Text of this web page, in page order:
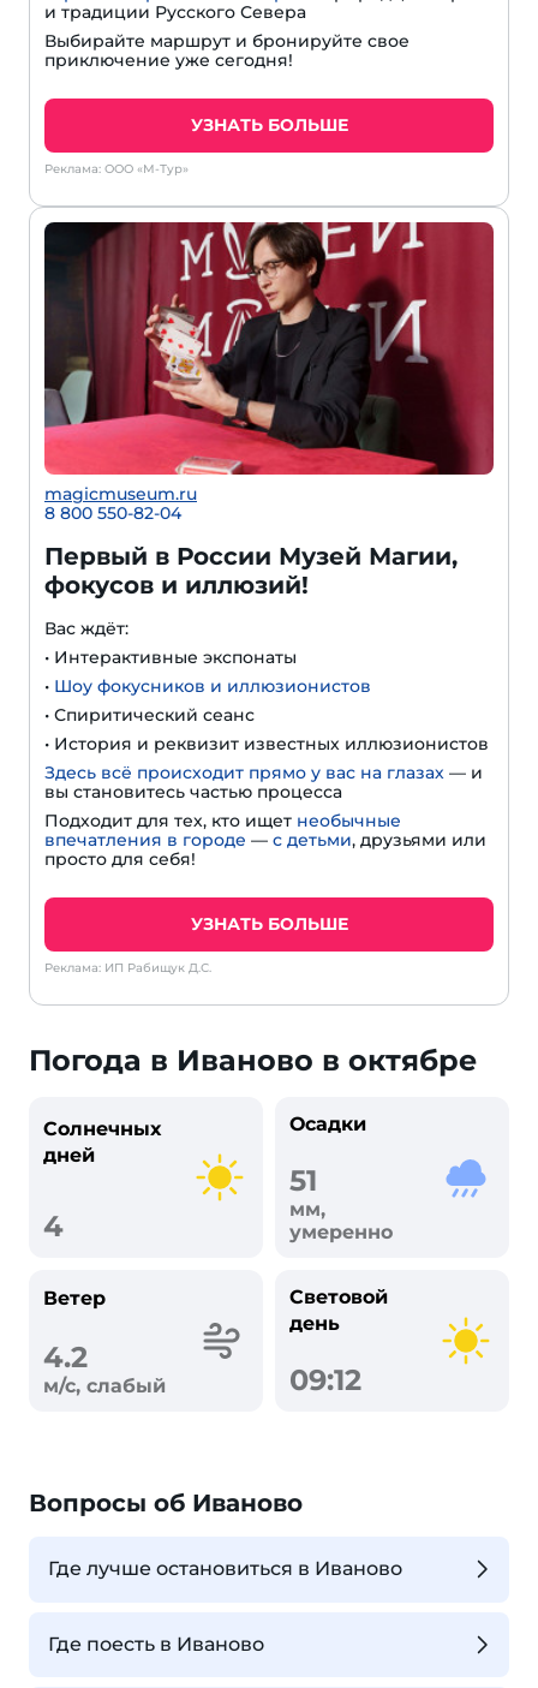
и традиции Русского Севера
Выбирайте маршрут и бронируйте свое
приключение уже сегодня!
УЗНАТЬ БОЛЬШЕ
Реклама: ООО «М-Тур»
magicmuseum.ru
8 800 550-82-04
Первый в России Музей Магии,
фокусов и иллюзий!
Вас ждёт:
• Интерактивные экспонаты
• Шоу фокусников и иллюзионистов
• Спиритический сеанс
• История и реквизит известных иллюзионистов
Здесь всё происходит прямо у вас на глазах — и
вы становитесь частью процесса
Подходит для тех, кто ищет необычные
впечатления в городе — с детьми, друзьями или
просто для себя!
УЗНАТЬ БОЛЬШЕ
Реклама: ИП Рабищук Д.С.
Погода в Иваново в октябре
Солнечных
дней
4
Осадки
51
мм,
умеренно
Ветер
4.2
м/с, слабый
Световой
день
09:12
Вопросы об Иваново
Где лучше остановиться в Иваново
Где поесть в Иваново